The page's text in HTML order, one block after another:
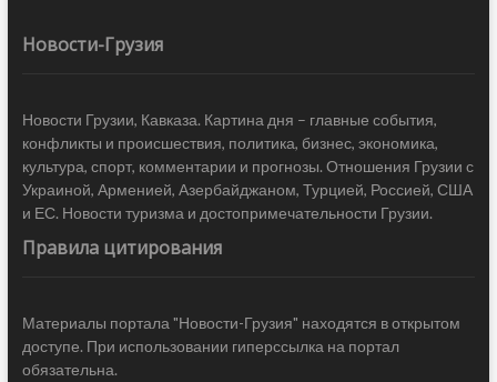
Новости-Грузия
Новости Грузии, Кавказа. Картина дня – главные события,
конфликты и происшествия, политика, бизнес, экономика,
культура, спорт, комментарии и прогнозы. Отношения Грузии с
Украиной, Арменией, Азербайджаном, Турцией, Россией, США
и ЕС. Новости туризма и достопримечательности Грузии.
Правила цитирования
Материалы портала "Новости-Грузия" находятся в открытом
доступе. При использовании гиперссылка на портал
обязательна.